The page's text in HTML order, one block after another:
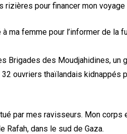
rizières pour financer mon voyage
à ma femme pour l’informer de la
Brigades des Moudjahidines, un
ouvriers thaïlandais kidnappés
par mes ravisseurs. Mon corps
Rafah, dans le sud de Gaza.